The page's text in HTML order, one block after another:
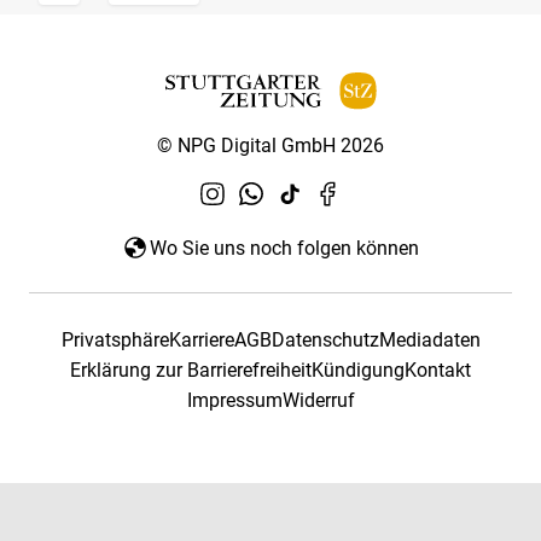
© NPG Digital GmbH 2026
Wo Sie uns noch folgen können
PrivatsphäreKarriereAGBDatenschutzMediadaten
Erklärung zur BarrierefreiheitKündigungKontakt
ImpressumWiderruf